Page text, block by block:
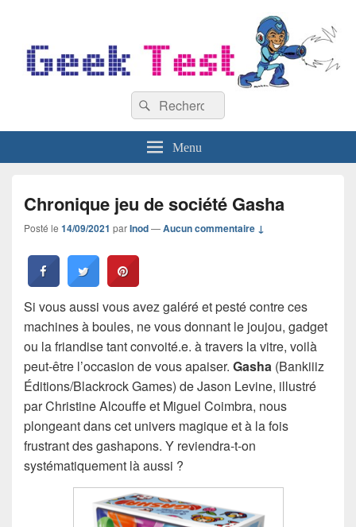
Recherche :
Rechercher
Menu
Chronique jeu de société Gasha
Posté le 14/09/2021 parInod—Aucun commentaire ↓
Si vous aussi vous avez galéré et pesté contre ces
machines à boules, ne vous donnant le joujou, gadget
ou la friandise tant convoité.e. à travers la vitre, voilà
peut-être l’occasion de vous apaiser. Gasha (Bankiiiz
Éditions/Blackrock Games) de Jason Levine, illustré
par Christine Alcouffe et Miguel Coimbra, nous
plongeant dans cet univers magique et à la fois
frustrant des gashapons. Y reviendra-t-on
systématiquement là aussi ?